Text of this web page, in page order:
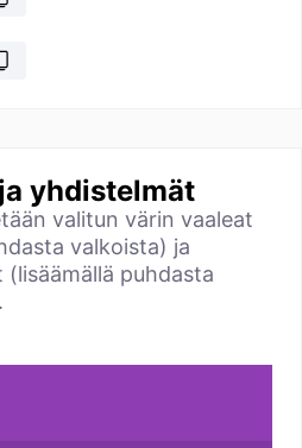
yhdistelmät
valitun värin vaaleat
valkoista) ja
puhdasta